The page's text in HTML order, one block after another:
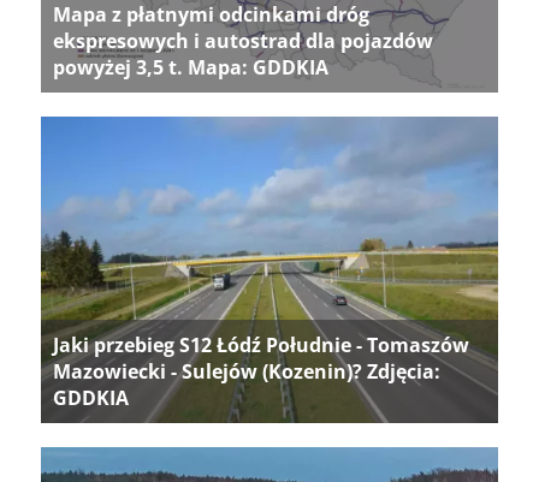
Mapa z płatnymi odcinkami dróg
ekspresowych i autostrad dla pojazdów
powyżej 3,5 t. Mapa: GDDKIA
Jaki przebieg S12 Łódź Południe - Tomaszów
Mazowiecki - Sulejów (Kozenin)? Zdjęcia:
GDDKIA